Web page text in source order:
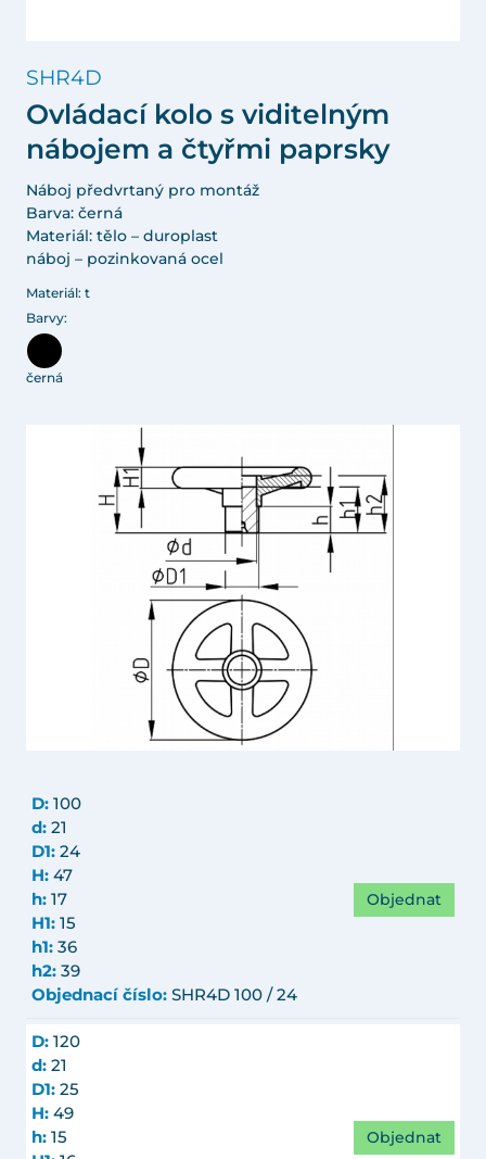
SHR4D
Ovládací kolo s viditelným
nábojem a čtyřmi paprsky
Náboj předvrtaný pro montáž
Barva: černá
Materiál: tělo – duroplast
náboj – pozinkovaná ocel
Materiál: t
Barvy:
černá
D: 100
d: 21
D1: 24
H: 47
h: 17
H1: 15
h1: 36
h2: 39
Objednací číslo: SHR4D 100 / 24
Objednat
D: 120
d: 21
D1: 25
H: 49
h: 15
Objednat